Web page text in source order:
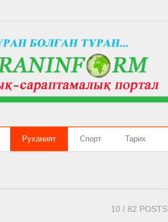
Руханият Спорт Тарих
10 / 82 POSTS